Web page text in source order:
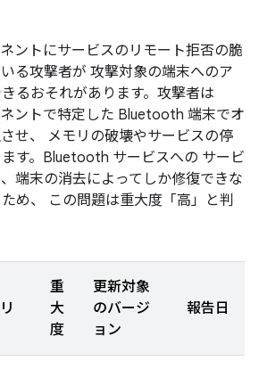
ントにサービスのリモート拒否の脆
る攻撃者が 攻撃対象の端末へのア
るおそれがあります。攻撃者は
ントで特定した Bluetooth 端末でオ
せ、 メモリの破壊やサービスの停
す。Bluetooth サービスへの サービ
端末の消去によってしか修復できな
め、 この問題は重大度「高」と判
重
大
度
更新対象
のバージ
ョン
報告日